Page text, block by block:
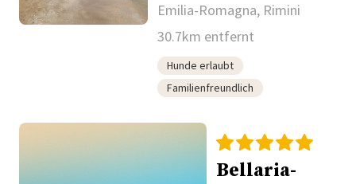
Emilia-Romagna, Rimini
30.7km entfernt
Hunde erlaubt
Familienfreundlich
Bellaria-